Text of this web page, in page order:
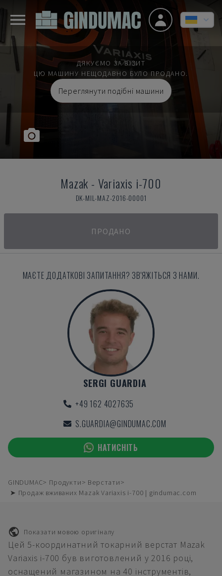
ДЯКУЄМО ЗА ВІЗИТ
ЦЮ МАШИНУ НЕЩОДАВНО БУЛО ПРОДАНО.
Переглянути подібні машини
Mazak - Variaxis i-700
DK-MIL-MAZ-2016-00001
ПРОДАНО
МАЄТЕ ДОДАТКОВІ ЗАПИТАННЯ? ЗВ'ЯЖІТЬСЯ З НАМИ.
SERGI GUARDIA
+49 162 4027635
S.GUARDIA@GINDUMAC.COM
НАТИСНІТЬ
GINDUMAC Продукти
Верстати
➤ Продаж вживаних Mazak Variaxis i-700 | gindumac.com
Показати мовою оригіналу
Цей 5-координатний токарний верстат Mazak
Variaxis i-700 був виготовлений у 2016 році,
оснащений магазином на 40 інструментів,